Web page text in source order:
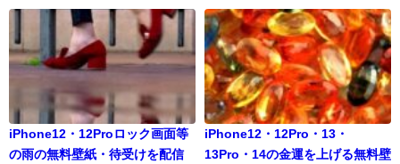
iPhone12・12Proロック画面等
の雨の無料壁紙・待受けを配信
iPhone12・12Pro・13・
13Pro・14の金運を上げる無料壁